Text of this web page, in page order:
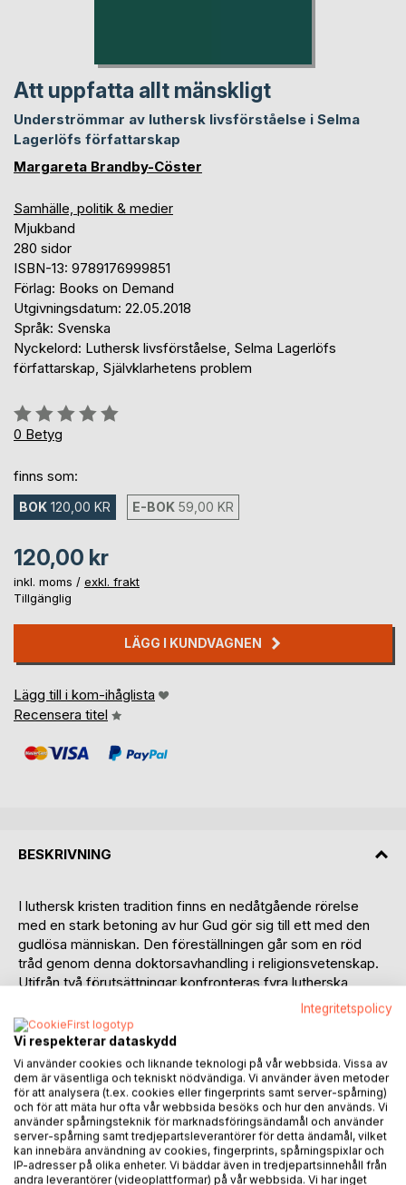
Att uppfatta allt mänskligt
Underströmmar av luthersk livsförståelse i Selma
Lagerlöfs författarskap
Margareta Brandby-Cöster
Samhälle, politik & medier
Mjukband
280 sidor
ISBN-13: 9789176999851
Förlag: Books on Demand
Utgivningsdatum: 22.05.2018
Språk: Svenska
Nyckelord: Luthersk livsförståelse, Selma Lagerlöfs
författarskap, Självklarhetens problem
Betyg::
0%
0 Betyg
finns som:
BOK 120,00 KR E-BOK 59,00 KR
120,00 kr
inkl. moms / exkl. frakt
Tillgänglig
LÄGG I KUNDVAGNEN
Lägg till i kom-ihåglista
Recensera titel
BESKRIVNING
I luthersk kristen tradition finns en nedåtgående rörelse
med en stark betoning av hur Gud gör sig till ett med den
gudlösa människan. Den föreställningen går som en röd
tråd genom denna doktorsavhandling i religionsvetenskap.
Utifrån två förutsättningar konfronteras fyra lutherska
tankefigurer med Selma Lagerlöfs författarskap.
Den ena förutsättningen utgörs av självklarheten som
fenomen. Selma Lagerlöfs religiösa rötter beskrivs
innehållsligt sett ofta som ingenting - en traditionell
bakgrund, en vänlig odogmatisk fromhet osv. Men just
denna självklara bakgrund har också ett innehåll - nämligen
den lutherska tro som var en del av det samhälle hon växte
upp i. Den andra förutsättningen är att luthersk
livsförståelse kan uttryckas episkt. I berättelsen gestaltas
Integritetspolicy
Vi respekterar dataskydd
Vi använder cookies och liknande teknologi på vår webbsida. Vissa av
dem är väsentliga och tekniskt nödvändiga. Vi använder även metoder
för att analysera (t.ex. cookies eller fingerprints samt server-spårning)
och för att mäta hur ofta vår webbsida besöks och hur den används. Vi
använder spårningsteknik för marknadsföringsändamål och använder
server-spårning samt tredjepartsleverantörer för detta ändamål, vilket
kan innebära användning av cookies, fingerprints, spårningspixlar och
IP-adresser på olika enheter. Vi bäddar även in tredjepartsinnehåll från
andra leverantörer (videoplattformar) på vår webbsida. Vi har inget